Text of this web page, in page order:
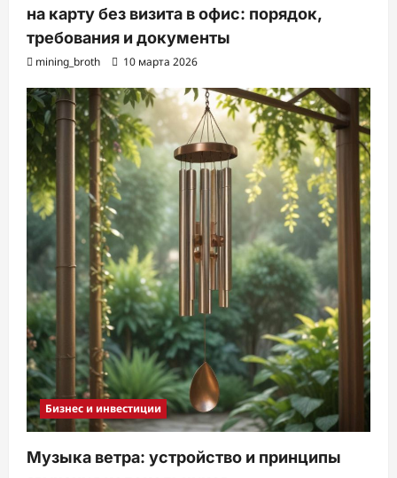
на карту без визита в офис: порядок,
требования и документы
mining_broth 10 марта 2026
Бизнес и инвестиции
Музыка ветра: устройство и принципы